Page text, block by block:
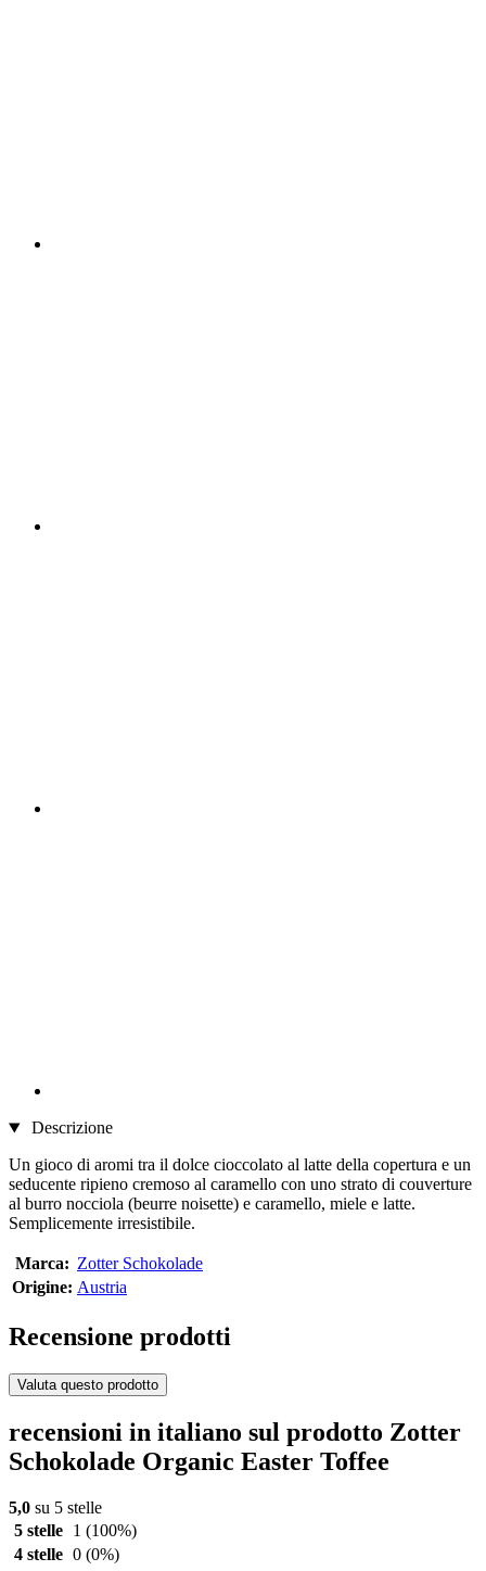
Descrizione
Un gioco di aromi tra il dolce cioccolato al latte della copertura e un
seducente ripieno cremoso al caramello con uno strato di couverture
al burro nocciola (beurre noisette) e caramello, miele e latte.
Semplicemente irresistibile.
Marca: Zotter Schokolade
Origine: Austria
Recensione prodotti
Valuta questo prodotto
recensioni in italiano sul prodotto Zotter
Schokolade Organic Easter Toffee
5,0 su 5 stelle
5 stelle
1 (100%)
4 stelle 0 (0%)